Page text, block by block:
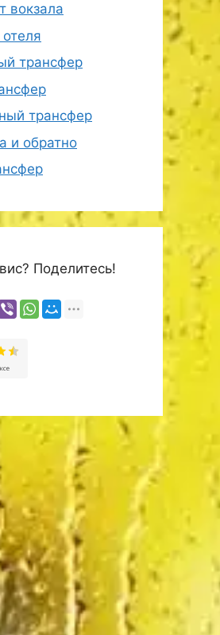
вокзала
трансфер
трансфер
и обратно
Поделитесь!